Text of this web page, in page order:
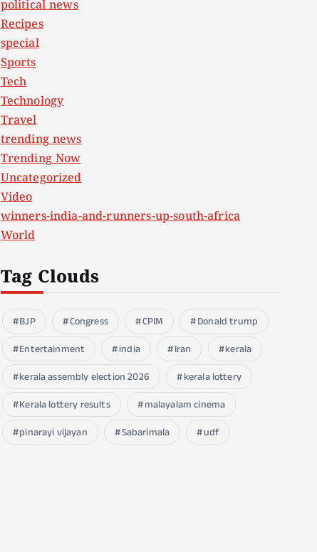
political news
Recipes
special
Sports
Tech
Technology
Travel
trending news
Trending Now
Uncategorized
Video
winners-india-and-runners-up-south-africa
World
Tag Clouds
BJP Congress CPIM
Donald trump
Entertainment
india Iran
kerala
kerala assembly election 2026
kerala lottery
Kerala lottery results
malayalam cinema
pinarayi vijayan
Sabarimala udf